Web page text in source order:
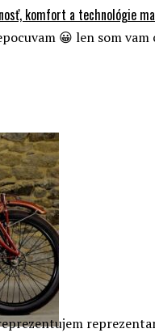
komfort a technológie
😀 len som